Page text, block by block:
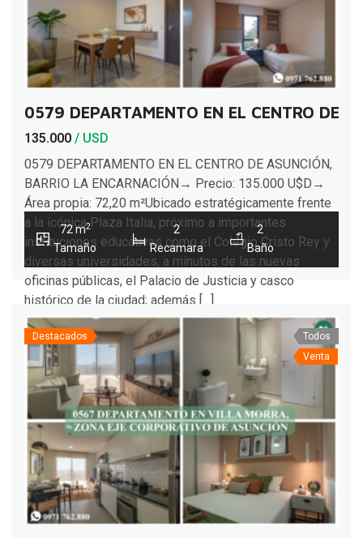
0579 DEPARTAMENTO EN EL CENTRO DE
135.000 / USD
0579 DEPARTAMENTO EN EL CENTRO DE ASUNCIÓN,
BARRIO LA ENCARNACIÓN→ Precio: 135.000 U$D→
Área propia: 72,20 m²Ubicado estratégicamente frente
a la icónica Plaza Italia, próximo a importantes
instituciones educativas como el Colegio Cristo Rey y
diversas universidades, a minutos de las nuevas
oficinas públicas, el Palacio de Justicia y casco
histórico de la ciudad; además […]
72 m2
Tamaño
2
Recamara
2
Baño
Destacados
Todos
Venta